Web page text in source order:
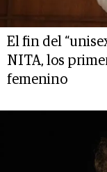
El fin del
NITA, los
femenino